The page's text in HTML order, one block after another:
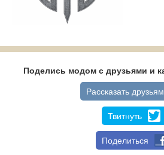
Поделись модом с друзьями и
Рассказать друзьям
Твитнуть
Поделиться